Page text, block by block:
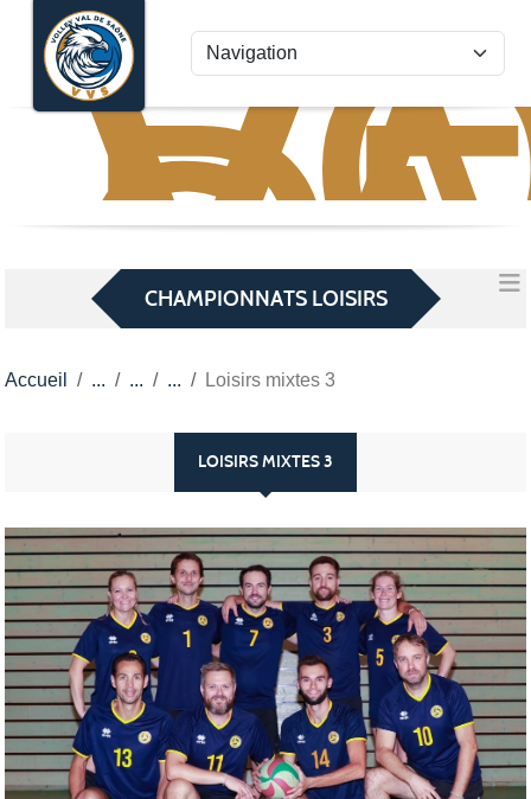
CHAMPIONNATS LOISIRS
Accueil Loisirs mixtes 3
LOISIRS MIXTES 3
Panneau de gestion des cookies